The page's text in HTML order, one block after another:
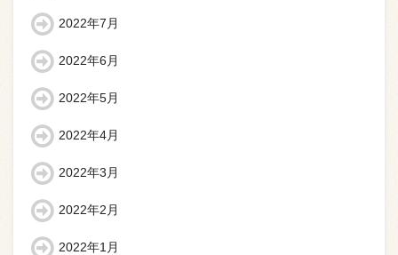
2022年7月
2022年6月
2022年5月
2022年4月
2022年3月
2022年2月
2022年1月